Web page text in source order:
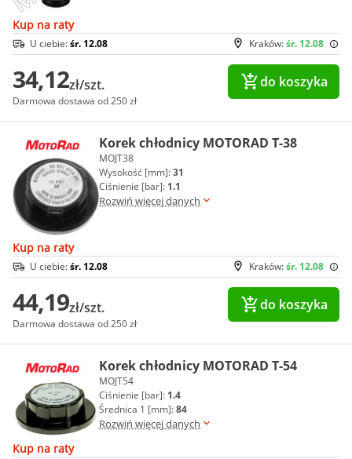
Kup na raty
Kraków:śr. 12.08
U ciebie:śr. 12.08
34,12zł/szt.
Darmowa dostawa od 250 zł
do koszyka
Korek chłodnicy MOTORAD T-38
MOJT38
Wysokość [mm]:31
Ciśnienie [bar]: 1.1
Rozwiń więcej danych
Kup na raty
Kraków:śr. 12.08
U ciebie:śr. 12.08
44,19zł/szt.
Darmowa dostawa od 250 zł
do koszyka
Korek chłodnicy MOTORAD T-54
MOJT54
Ciśnienie [bar]: 1.4
Średnica 1 [mm]:84
Rozwiń więcej danych
Kup na raty